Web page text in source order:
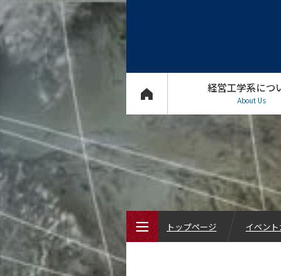
経営工学系につ
About Us
トップページ イベン